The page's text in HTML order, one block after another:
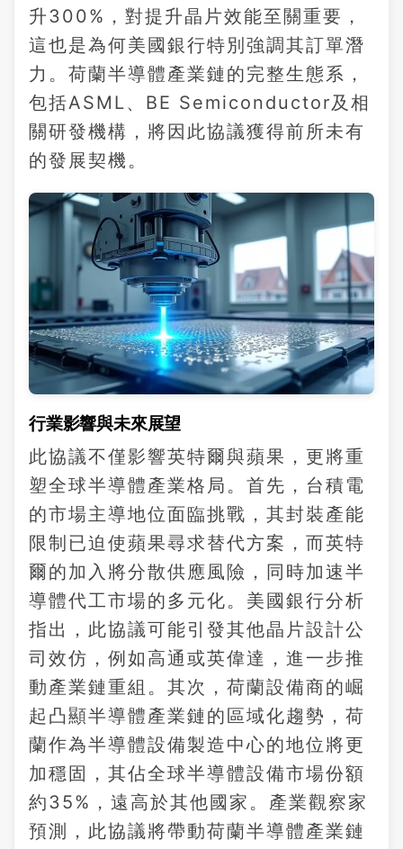
升300%，對提升晶片效能至關重要，
這也是為何美國銀行特別強調其訂單潛
力。荷蘭半導體產業鏈的完整生態系，
包括ASML、BE Semiconductor及相
關研發機構，將因此協議獲得前所未有
的發展契機。
行業影響與未來展望
此協議不僅影響英特爾與蘋果，更將重
塑全球半導體產業格局。首先，台積電
的市場主導地位面臨挑戰，其封裝產能
限制已迫使蘋果尋求替代方案，而英特
爾的加入將分散供應風險，同時加速半
導體代工市場的多元化。美國銀行分析
指出，此協議可能引發其他晶片設計公
司效仿，例如高通或英偉達，進一步推
動產業鏈重組。其次，荷蘭設備商的崛
起凸顯半導體產業鏈的區域化趨勢，荷
蘭作為半導體設備製造中心的地位將更
加穩固，其佔全球半導體設備市場份額
約35%，遠高於其他國家。產業觀察家
預測，此協議將帶動荷蘭半導體產業鏈